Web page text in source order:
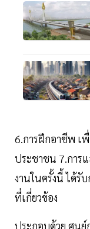
6.การฝึกอาชีพ เ
ประชาชน 7.การ
งานในครั้งนี้ ได้รั
ที่เกี่ยวข้อง
ประกอบด้วย ศูน